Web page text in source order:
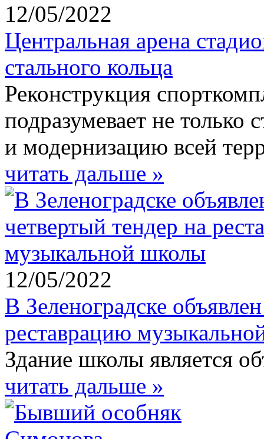
12/05/2022
Центральная арена
стального кольца
Реконструкция
подразумевает не только
и модернизацию всей
читать дальше »
12/05/2022
В Зеленоградске
реставрацию
Здание школы является
читать дальше »